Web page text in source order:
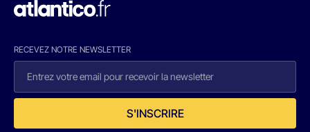
RECEVEZ NOTRE NEWSLETTER
S'INSCRIRE